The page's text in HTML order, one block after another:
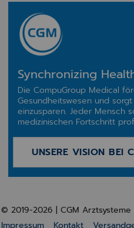
Synchronizing
Die CompuGroup Medical
Gesundheitswesen und
einzusparen. Jeder Mensch
medizinischen Fortschritt
UNSERE VISION BEI
© 2019-2026 | CGM
Impressum
Kontakt